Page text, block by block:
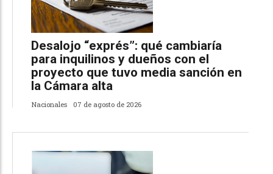
Desalojo “exprés”: qué cambiaría
para inquilinos y dueños con el
proyecto que tuvo media sanción en
la Cámara alta
Nacionales 07 de agosto de 2026